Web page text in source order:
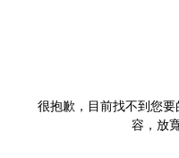
很抱歉，目前找不到您
容，放